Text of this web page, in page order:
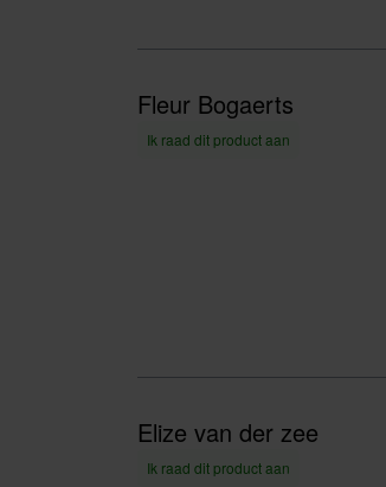
Fleur Bogaerts
Ik raad dit product aan
Elize van der zee
Ik raad dit product aan